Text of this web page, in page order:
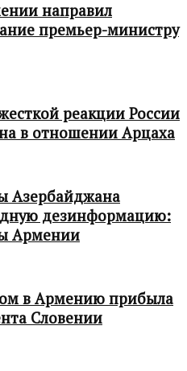
направил
премьер-министру
реакции России
в отношении Арцаха
Азербайджана
дезинформацию:
Армении
в Армению прибыла
Словении